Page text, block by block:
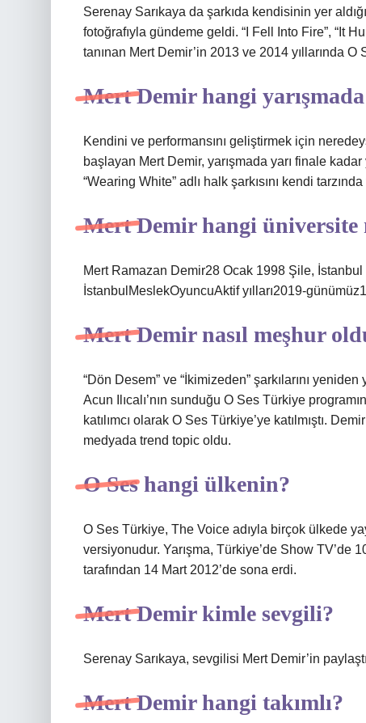
Serenay Sarıkaya da şarkıda kendisinin yer
fotoğrafıyla gündeme geldi. “I Fell Into Fire”, “It
tanınan Mert Demir’in 2013 ve 2014 yıllarında O
Mert Demir hangi
Kendini ve performansını geliştirmek için
başlayan Mert Demir, yarışmada yarı finale
“Wearing White” adlı halk şarkısını kendi
Mert Demir hangi üniversite
Mert Ramazan Demir28 Ocak 1998 Şile,
İstanbulMeslekOyuncuAktif yılları2019-
Mert Demir nasıl meşhur
“Dön Desem” ve “İkimizeden” şarkılarını
Acun Ilıcalı’nın sunduğu O Ses Türkiye
katılımcı olarak O Ses Türkiye’ye katılmıştı.
medyada trend topic oldu.
O Ses hangi ülkenin?
O Ses Türkiye, The Voice adıyla birçok ülkede
versiyonudur. Yarışma, Türkiye’de Show TV’de
tarafından 14 Mart 2012’de sona erdi.
Mert Demir kimle sevgili?
Serenay Sarıkaya, sevgilisi Mert Demir’in
Mert Demir hangi takımlı?